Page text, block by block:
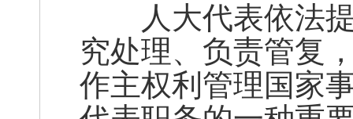
人大代表依法提
究处理、负责管复
作主权利管理国家